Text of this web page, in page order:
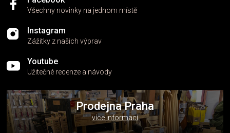
Všechny novinky na jednom místě
Instagram
Zážitky z našich výprav
Youtube
Užitečné recenze a návody
Prodejna Praha
více informací